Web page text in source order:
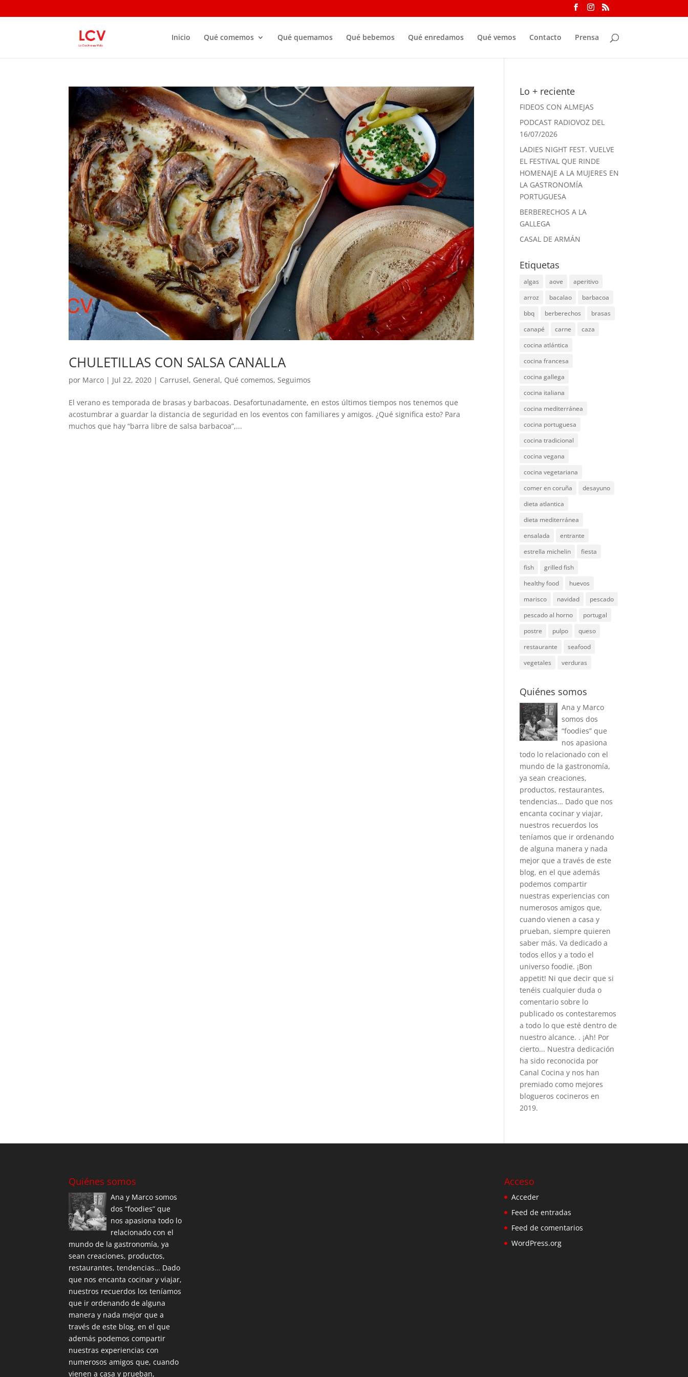
Inicio Qué comemos Qué quemamos Qué bebemos Qué enredamos Qué vemos Contacto Prensa
CHULETILLAS CON SALSA CANALLA
por Marco | Jul 22, 2020 | Carrusel, General, Qué comemos, Seguimos
El verano es temporada de brasas y barbacoas. Desafortunadamente, en estos últimos tiempos nos tenemos que
acostumbrar a guardar la distancia de seguridad en los eventos con familiares y amigos. ¿Qué significa esto? Para
muchos que hay “barra libre de salsa barbacoa”,...
Lo + reciente
FIDEOS CON ALMEJAS
PODCAST RADIOVOZ DEL
16/07/2026
LADIES NIGHT FEST. VUELVE
EL FESTIVAL QUE RINDE
HOMENAJE A LA MUJERES EN
LA GASTRONOMÍA
PORTUGUESA
BERBERECHOS A LA
GALLEGA
CASAL DE ARMÁN
Etiquetas
algas aove
aperitivo
arroz
bacalao
barbacoa
bbq
berberechos
brasas
canapé
carne
caza
cocina atlántica
cocina francesa
cocina gallega
cocina italiana
cocina mediterránea
cocina portuguesa
cocina tradicional
cocina vegana
cocina vegetariana
comer en coruña
desayuno
dieta atlantica
dieta mediterránea
ensalada
entrante
estrella michelin
fiesta
fish
grilled fish
healthy food
huevos
marisco
navidad
pescado
pescado al horno
portugal
postre
pulpo
queso
restaurante
seafood
vegetales
verduras
Quiénes somos
Ana y Marco
somos dos
“foodies” que
nos apasiona
todo lo relacionado con el
mundo de la gastronomía,
ya sean creaciones,
productos, restaurantes,
tendencias… Dado que nos
encanta cocinar y viajar,
nuestros recuerdos los
teníamos que ir ordenando
de alguna manera y nada
mejor que a través de este
blog, en el que además
podemos compartir
nuestras experiencias con
numerosos amigos que,
cuando vienen a casa y
prueban, siempre quieren
saber más. Va dedicado a
todos ellos y a todo el
universo foodie. ¡Bon
appetit! Ni que decir que si
tenéis cualquier duda o
comentario sobre lo
publicado os contestaremos
a todo lo que esté dentro de
nuestro alcance. . ¡Ah! Por
cierto... Nuestra dedicación
ha sido reconocida por
Canal Cocina y nos han
premiado como mejores
blogueros cocineros en
2019.
Quiénes somos
Ana y Marco somos
dos “foodies” que
nos apasiona todo lo
relacionado con el
mundo de la gastronomía, ya
sean creaciones, productos,
restaurantes, tendencias… Dado
que nos encanta cocinar y viajar,
nuestros recuerdos los teníamos
que ir ordenando de alguna
manera y nada mejor que a
través de este blog, en el que
además podemos compartir
nuestras experiencias con
numerosos amigos que, cuando
vienen a casa y prueban,
Acceso
Acceder
Feed de entradas
Feed de comentarios
WordPress.org